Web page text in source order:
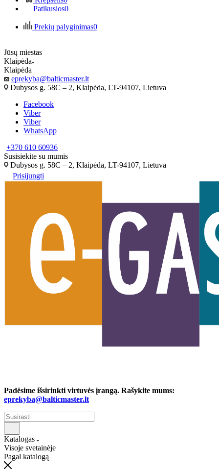
Patikusios0
Prekių palyginimas0
Jūsų miestas
Klaipėda
Klaipėda
eprekyba@balticmaster.lt
Dubysos g. 58C – 2, Klaipėda, LT-94107, Lietuva
Facebook
Viber
Viber
WhatsApp
+370 610 60936
Susisiekite su mumis
Dubysos g. 58C – 2, Klaipėda, LT-94107, Lietuva
Prisijungti
Padėsime išsirinkti virtuvės įrangą. Rašykite mums:
eprekyba@balticmaster.lt
Katalogas
Visoje svetainėje
Pagal katalogą